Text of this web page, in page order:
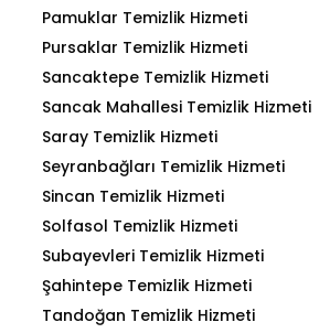
Pamuklar Temizlik Hizmeti
Pursaklar Temizlik Hizmeti
Sancaktepe Temizlik Hizmeti
Sancak Mahallesi Temizlik Hizmeti
Saray Temizlik Hizmeti
Seyranbağları Temizlik Hizmeti
Sincan Temizlik Hizmeti
Solfasol Temizlik Hizmeti
Subayevleri Temizlik Hizmeti
Şahintepe Temizlik Hizmeti
Tandoğan Temizlik Hizmeti